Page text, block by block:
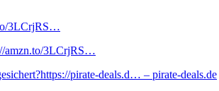
3LCrjRS…
amzn.to/3LCrjRS…
pirate-deals.d… – pirate-deals.de